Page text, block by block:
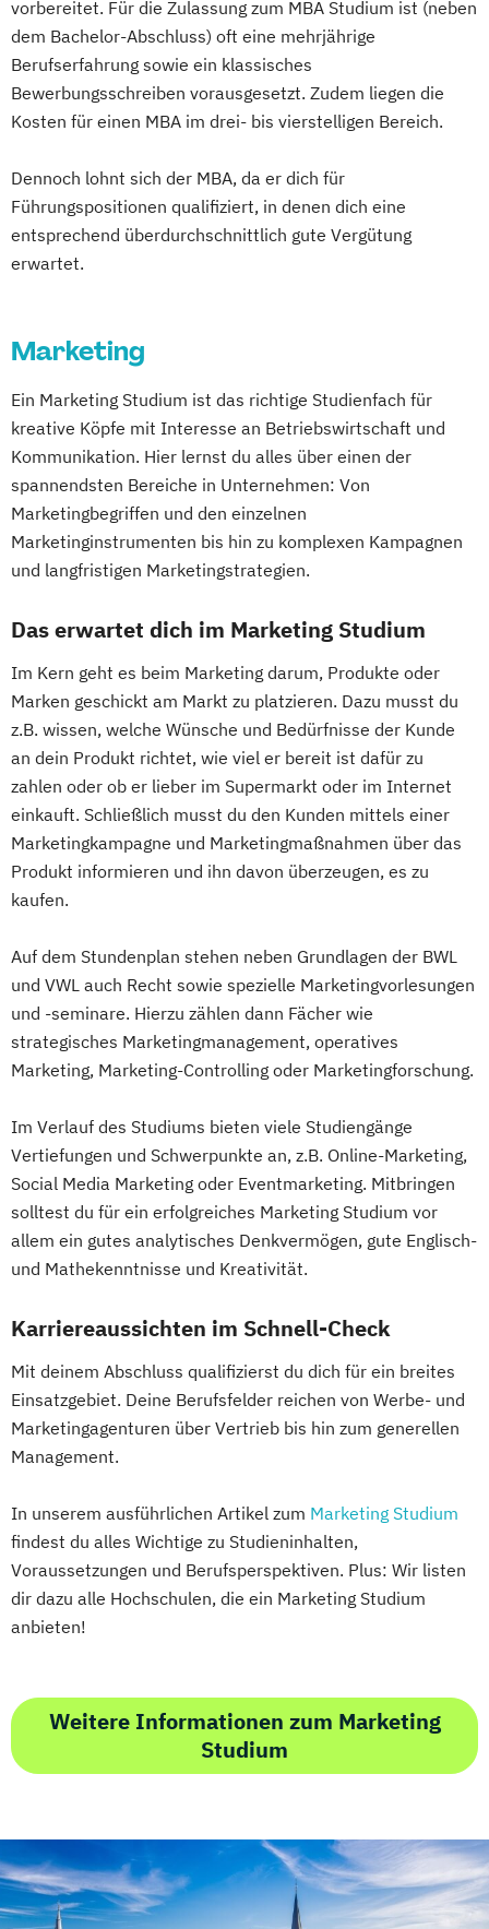
vorbereitet. Für die Zulassung zum MBA Studium ist (neben
dem Bachelor-Abschluss) oft eine mehrjährige
Berufserfahrung sowie ein klassisches
Bewerbungsschreiben vorausgesetzt. Zudem liegen die
Kosten für einen MBA im drei- bis vierstelligen Bereich.
Dennoch lohnt sich der MBA, da er dich für
Führungspositionen qualifiziert, in denen dich eine
entsprechend überdurchschnittlich gute Vergütung
erwartet.
Marketing
Ein Marketing Studium ist das richtige Studienfach für
kreative Köpfe mit Interesse an Betriebswirtschaft und
Kommunikation. Hier lernst du alles über einen der
spannendsten Bereiche in Unternehmen: Von
Marketingbegriffen und den einzelnen
Marketinginstrumenten bis hin zu komplexen Kampagnen
und langfristigen Marketingstrategien.
Das erwartet dich im Marketing Studium
Im Kern geht es beim Marketing darum, Produkte oder
Marken geschickt am Markt zu platzieren. Dazu musst du
z.B. wissen, welche Wünsche und Bedürfnisse der Kunde
an dein Produkt richtet, wie viel er bereit ist dafür zu
zahlen oder ob er lieber im Supermarkt oder im Internet
einkauft. Schließlich musst du den Kunden mittels einer
Marketingkampagne und Marketingmaßnahmen über das
Produkt informieren und ihn davon überzeugen, es zu
kaufen.
Auf dem Stundenplan stehen neben Grundlagen der BWL
und VWL auch Recht sowie spezielle Marketingvorlesungen
und -seminare. Hierzu zählen dann Fächer wie
strategisches Marketingmanagement, operatives
Marketing, Marketing-Controlling oder Marketingforschung.
Im Verlauf des Studiums bieten viele Studiengänge
Vertiefungen und Schwerpunkte an, z.B. Online-Marketing,
Social Media Marketing oder Eventmarketing. Mitbringen
solltest du für ein erfolgreiches Marketing Studium vor
allem ein gutes analytisches Denkvermögen, gute Englisch-
und Mathekenntnisse und Kreativität.
Karriereaussichten im Schnell-Check
Mit deinem Abschluss qualifizierst du dich für ein breites
Einsatzgebiet. Deine Berufsfelder reichen von Werbe- und
Marketingagenturen über Vertrieb bis hin zum generellen
Management.
In unserem ausführlichen Artikel zum Marketing Studium
findest du alles Wichtige zu Studieninhalten,
Voraussetzungen und Berufsperspektiven. Plus: Wir listen
dir dazu alle Hochschulen, die ein Marketing Studium
anbieten!
Weitere Informationen zum Marketing
Studium